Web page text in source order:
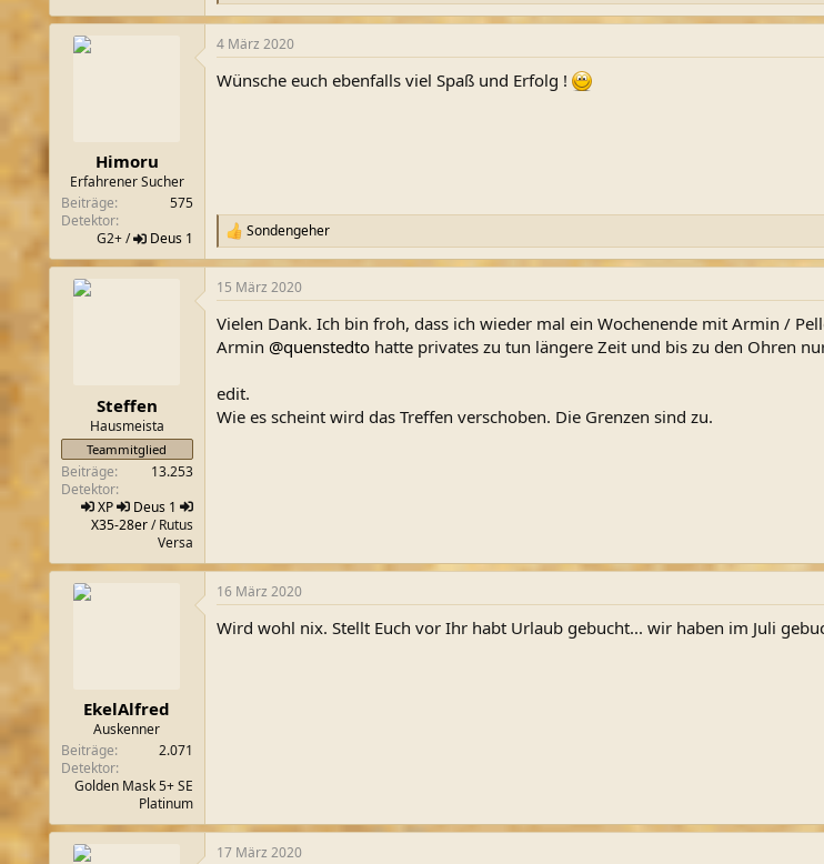
e
a
k
i
Himoru
Erfahrener Sucher
Beiträge
575
Detektor
G2+ /
Deus 1
4 März 2020
Wünsche euch ebenfalls viel Spaß und Erfolg !
R
e
a
k
i
o
n
:
Sondengeher
Steffen
Hausmeista
Teammitglied
Beiträge
13.253
Detektor
XP
Deus 1
X35-28er/ Rutus
Versa
15 März 2020
Vielen Dank. Ich bin froh, dass ich wieder mal ein Wochenende mit Armin /
Armin @quenstedtohatte privates zu tun längere Zeit und bis zu den Ohren
edit.
Wie es scheint wird das Treffen verschoben. Die Grenzen sind zu.
EkelAlfred
Auskenner
Beiträge
2.071
Detektor
Golden Mask 5+ SE
Platinum
16 März 2020
Wird wohl nix. Stellt Euch vor Ihr habt Urlaub gebucht... wir haben im Juli
17 März 2020